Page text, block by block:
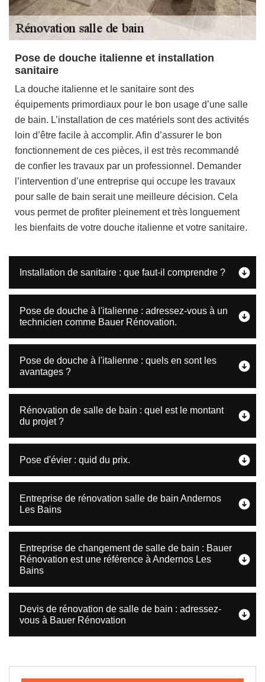
Pose de douche italienne et installation
sanitaire
La douche italienne et le sanitaire sont des
équipements primordiaux pour le bon usage d’une salle
de bain. L’installation de ces matériels sont des activités
loin d’être facile à accomplir. Afin d’assurer le bon
fonctionnement de ces pièces, il est très recommandé
de confier les travaux par un professionnel. Demander
l’intervention d’une entreprise qui occupe les travaux
pour salle de bain serait une meilleure décision. Cela
vous permet de profiter pleinement et très longuement
les bienfaits de votre douche italienne et votre sanitaire.
Installation de sanitaire : que faut-il comprendre ?
Pose de douche à l'italienne : adressez-vous à un
technicien comme Bauer Rénovation.
Pose de douche à l'italienne : quels en sont les
avantages ?
Rénovation de salle de bain : quel est le montant
du projet ?
Pose d'évier : quid du prix.
Entreprise de rénovation salle de bain Andernos
Les Bains
Entreprise de changement de salle de bain : Bauer
Rénovation est une référence à Andernos Les
Bains
Devis de rénovation de salle de bain : adressez-
vous à Bauer Rénovation